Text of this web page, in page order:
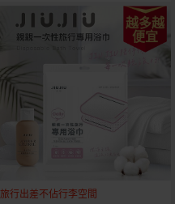
越多越
便宜
旅行出差不佔行李空間